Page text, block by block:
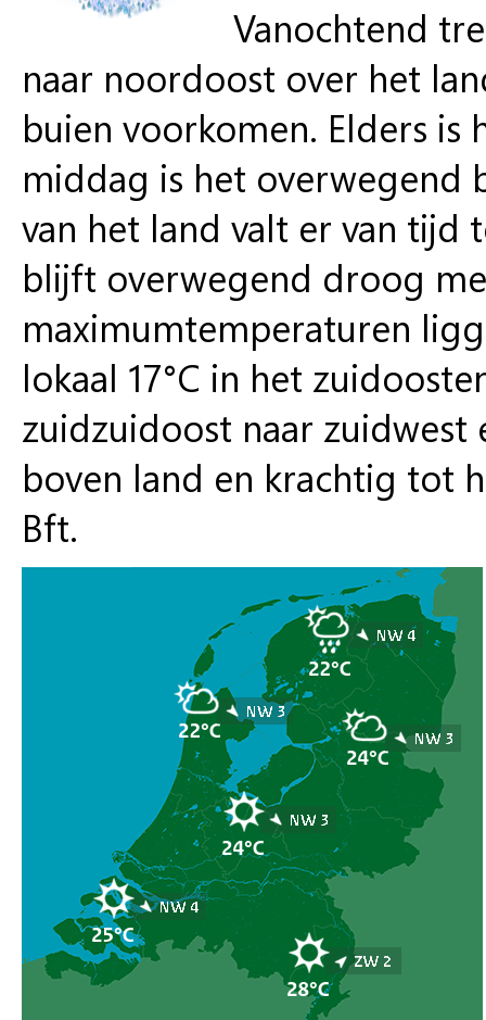
Vanochtend
naar noordoost over het
buien voorkomen. Elders
middag is het overwegend
van het land valt er van
blijft overwegend droog
maximumtemperaturen
lokaal 17°C in het
zuidzuidoost naar
boven land en krachtig tot
Bft.